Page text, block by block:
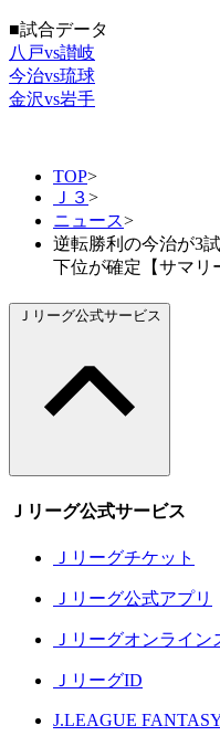
■試合データ
八戸vs讃岐
今治vs琉球
金沢vs岩手
TOP>
Ｊ３>
ニュース>
逆転勝利の今治が3
下位が確定【サマリ
Ｊリーグ公式サービス
Ｊリーグ公式サービス
Ｊリーグチケット
Ｊリーグ公式アプリ
Ｊリーグオンライン
ＪリーグID
J.LEAGUE